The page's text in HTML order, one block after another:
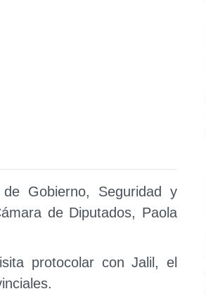
Gobierno, Seguridad y
de Diputados, Paola
protocolar con Jalil, el